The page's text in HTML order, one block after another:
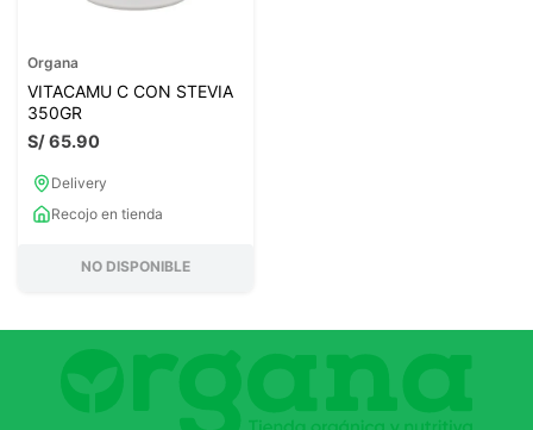
Organa
VITACAMU C CON STEVIA
350GR
S/65.90
Delivery
Recojo en tienda
NO DISPONIBLE